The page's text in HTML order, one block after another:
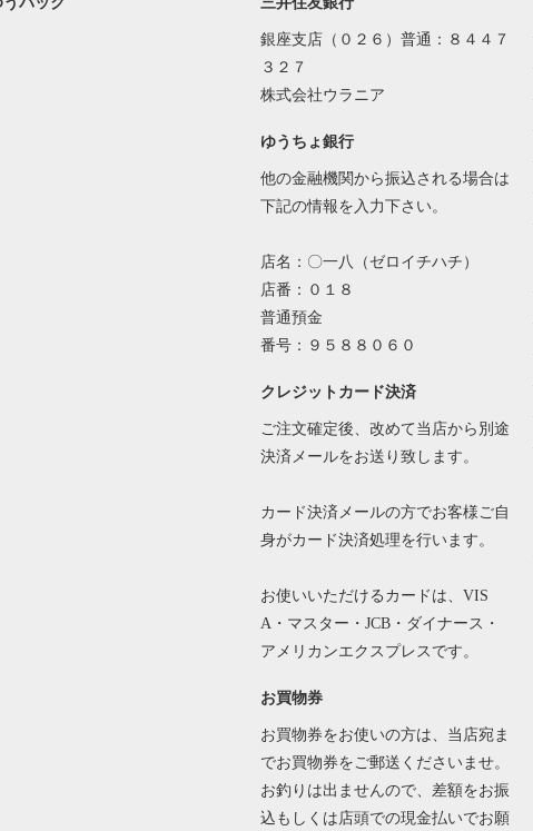
銀座支店（０２６）普通：８４４７
３２７
株式会社ウラニア
ゆうちょ銀行
他の金融機関から振込される場合は
下記の情報を入力下さい。
店名：〇一八（ゼロイチハチ）
店番：０１８
普通預金
番号：９５８８０６０
クレジットカード決済
ご注文確定後、改めて当店から別途
決済メールをお送り致します。
カード決済メールの方でお客様ご自
身がカード決済処理を行います。
お使いいただけるカードは、VIS
A・マスター・JCB・ダイナース・
アメリカンエクスプレスです。
お買物券
お買物券をお使いの方は、当店宛ま
でお買物券をご郵送くださいませ。
お釣りは出ませんので、差額をお振
込もしくは店頭での現金払いでお願